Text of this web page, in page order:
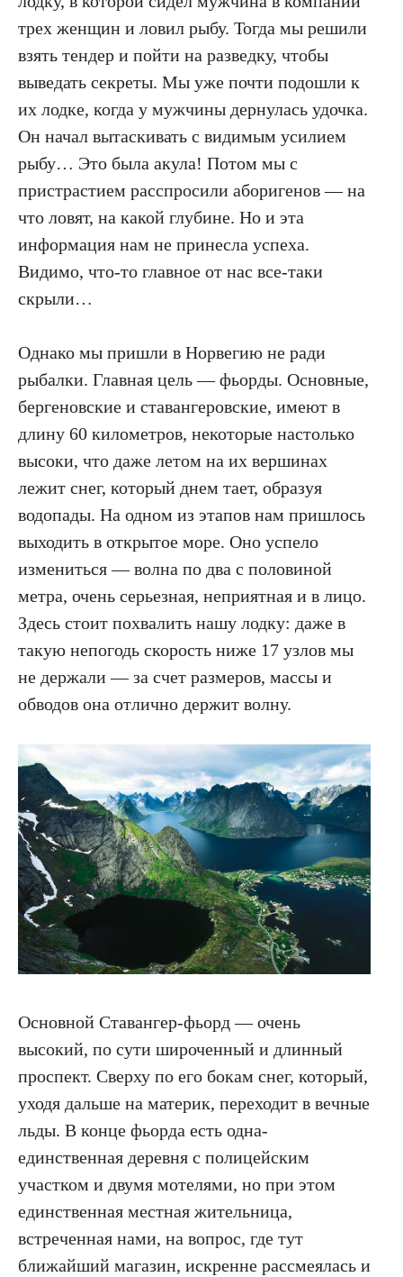
трех женщин и ловил рыбу. Тогда мы решили
взять тендер и пойти на разведку, чтобы
выведать секреты. Мы уже почти подошли к
их лодке, когда у мужчины дернулась удочка.
Он начал вытаскивать с видимым усилием
рыбу… Это была акула! Потом мы с
пристрастием расспросили аборигенов — на
что ловят, на какой глубине. Но и эта
информация нам не принесла успеха.
Видимо, что-то главное от нас все-таки
скрыли…
Однако мы пришли в Норвегию не ради
рыбалки. Главная цель — фьорды. Основные,
бергеновские и ставангеровские, имеют в
длину 60 километров, некоторые настолько
высоки, что даже летом на их вершинах
лежит снег, который днем тает, образуя
водопады. На одном из этапов нам пришлось
выходить в открытое море. Оно успело
измениться — волна по два с половиной
метра, очень серьезная, неприятная и в лицо.
Здесь стоит похвалить нашу лодку: даже в
такую непогодь скорость ниже 17 узлов мы
не держали — за счет размеров, массы и
обводов она отлично держит волну.
Основной Ставангер-фьорд — очень
высокий, по сути широченный и длинный
проспект. Сверху по его бокам снег, который,
уходя дальше на материк, переходит в вечные
льды. В конце фьорда есть одна-
единственная деревня с полицейским
участком и двумя мотелями, но при этом
единственная местная жительница,
встреченная нами, на вопрос, где тут
ближайший магазин, искренне рассмеялась и
Я подтверждаю свое согласие с политикой
конфиденциальности, политикой обработки
персональных данных и получением рекламы
ПОДПИСАТЬСЯ